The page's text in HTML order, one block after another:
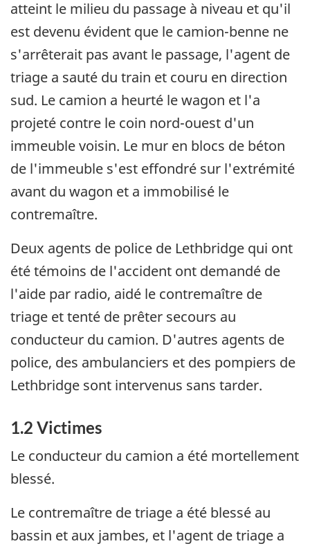
atteint le milieu du passage à niveau et qu'il
est devenu évident que le camion-benne ne
s'arrêterait pas avant le passage, l'agent de
triage a sauté du train et couru en direction
sud. Le camion a heurté le wagon et l'a
projeté contre le coin nord-ouest d'un
immeuble voisin. Le mur en blocs de béton
de l'immeuble s'est effondré sur l'extrémité
avant du wagon et a immobilisé le
contremaître.
Deux agents de police de Lethbridge qui ont
été témoins de l'accident ont demandé de
l'aide par radio, aidé le contremaître de
triage et tenté de prêter secours au
conducteur du camion. D'autres agents de
police, des ambulanciers et des pompiers de
Lethbridge sont intervenus sans tarder.
1.2 Victimes
Le conducteur du camion a été mortellement
blessé.
Le contremaître de triage a été blessé au
bassin et aux jambes, et l'agent de triage a